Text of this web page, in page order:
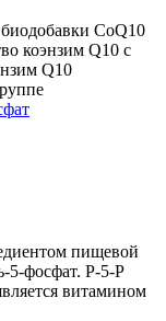
CoQ10
коэнзим Q10 с
Q10
пищевой
5-фосфат. P-5-P
витамином